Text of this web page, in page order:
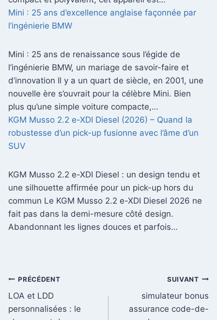
Mini : 25 ans d’excellence anglaise façonnée par
l’ingénierie BMW
Mini : 25 ans de renaissance sous l’égide de
l’ingénierie BMW, un mariage de savoir-faire et
d’innovation Il y a un quart de siècle, en 2001, une
nouvelle ère s’ouvrait pour la célèbre Mini. Bien
plus qu’une simple voiture compacte,…
KGM Musso 2.2 e-XDI Diesel (2026) – Quand la
robustesse d’un pick-up fusionne avec l’âme d’un
SUV
KGM Musso 2.2 e-XDI Diesel : un design tendu et
une silhouette affirmée pour un pick-up hors du
commun Le KGM Musso 2.2 e-XDI Diesel 2026 ne
fait pas dans la demi-mesure côté design.
Abandonnant les lignes douces et parfois…
Navigation
de
PRÉCÉDENT
LOA et LDD
personnalisées : le
SUIVANT
simulateur bonus
assurance code-de-